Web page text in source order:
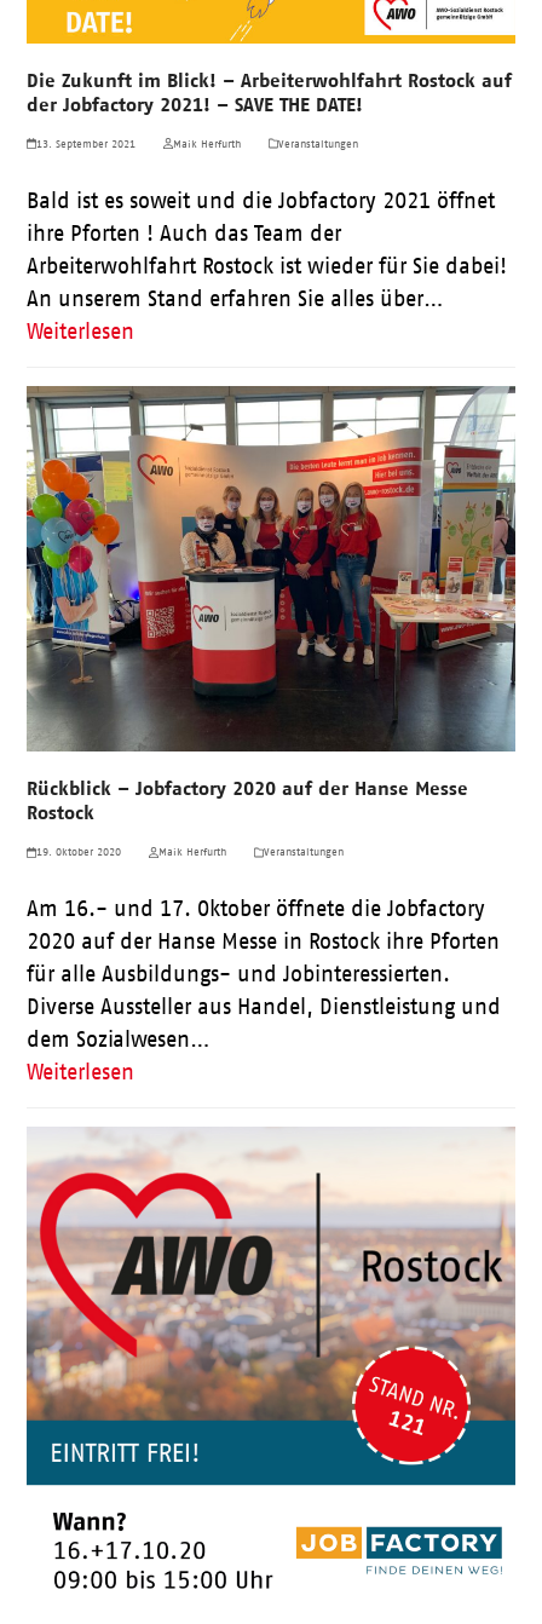
Die Zukunft im Blick! – Arbeiterwohlfahrt Rostock auf
der Jobfactory 2021! – SAVE THE DATE!
13. September 2021 Maik Herfurth Veranstaltungen
Bald ist es soweit und die Jobfactory 2021 öffnet
ihre Pforten ! Auch das Team der
Arbeiterwohlfahrt Rostock ist wieder für Sie dabei!
An unserem Stand erfahren Sie alles über…
Weiterlesen
Rückblick – Jobfactory 2020 auf der Hanse Messe
Rostock
19. Oktober 2020 Maik Herfurth Veranstaltungen
Am 16.- und 17. Oktober öffnete die Jobfactory
2020 auf der Hanse Messe in Rostock ihre Pforten
für alle Ausbildungs- und Jobinteressierten.
Diverse Aussteller aus Handel, Dienstleistung und
dem Sozialwesen…
Weiterlesen